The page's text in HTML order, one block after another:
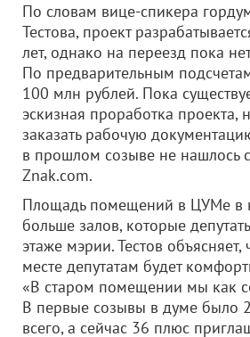
По словам вице-спикера
Тестова, проект
лет, однако на переезд пока
По предварительным
100 млн рублей. Пока
эскизная проработка проекта,
заказать рабочую
в прошлом созыве не нашлось
Znak.com.
Площадь помещений в ЦУМе в
больше залов, которые
этаже мэрии. Тестов
месте депутатам будет
«В старом помещении мы как
В первые созывы в думе было
всего, а сейчас 36 плюс